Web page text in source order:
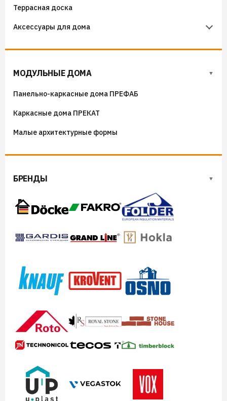
Фанера
ОСП (OSB) плиты
Террасная доска
Аксессуары для дома
МОДУЛЬНЫЕ ДОМА
Панельно-каркасные дома ПРЕФАБ
Каркасные дома ПРЕКАТ
Малые архитектурные формы
БРЕНДЫ